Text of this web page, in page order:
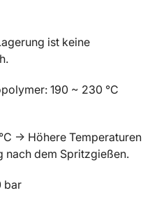
ist keine
190 ~ 230 °C
→ Höhere Temperaturen
nach dem Spritzgießen.
bar